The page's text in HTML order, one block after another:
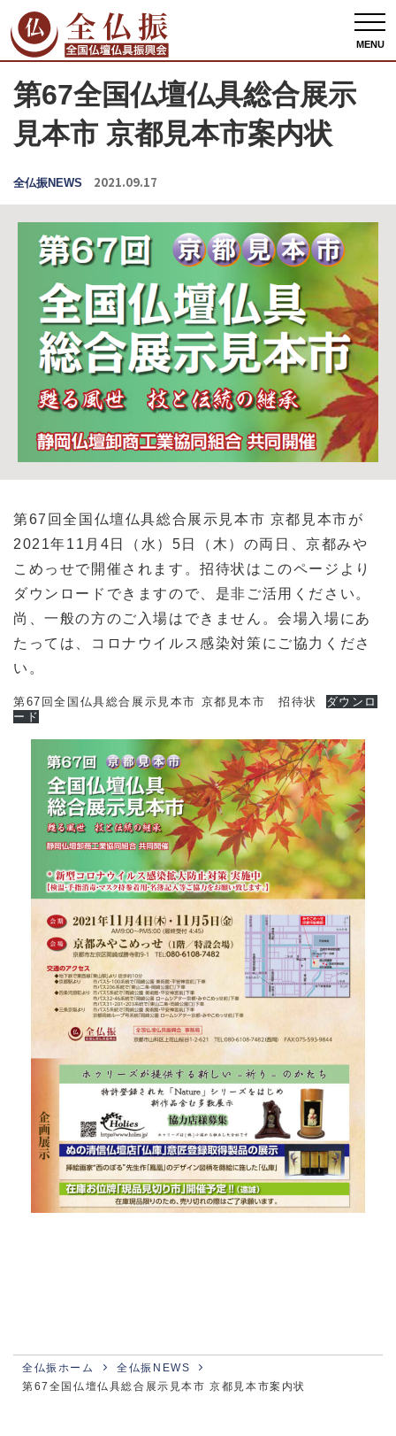
MENU
全仏振ホーム 全仏振NEWS
第67全国仏壇仏具総合展示見本市 京都見本市案内
第67全国仏壇仏具総合展示
見本市 京都見本市案内状
全仏振NEWS 2021.09.17
第67回全国仏壇仏具総合展示見本市 京都見本市が
2021年11月4日（水）5日（木）の両日、京都みや
こめっせで開催されます。招待状はこのページより
ダウンロードできますので、是非ご活用ください。
尚、一般の方のご入場はできません。会場入場にあ
たっては、コロナウイルス感染対策にご協力くださ
い。
第67回全国仏具総合展示見本市 京都見本市 招待状
ダウンロ
ード
全仏振ホーム
全仏振NEWS
第67全国仏壇仏具総合展示見本市 京都見本市案内状